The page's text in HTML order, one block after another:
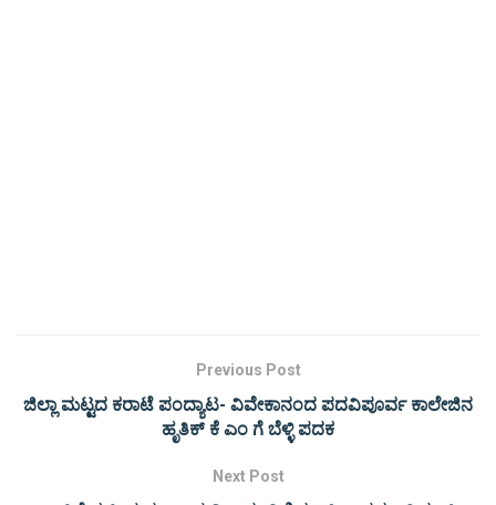
Previous Post
ಜಿಲ್ಲಾ ಮಟ್ಟದ ಕರಾಟೆ ಪಂದ್ಯಾಟ- ವಿವೇಕಾನಂದ ಪದವಿಪೂರ್ವ ಕಾಲೇಜಿನ
ಹೃತಿಕ್ ಕೆ ಎಂ ಗೆ ಬೆಳ್ಳಿ ಪದಕ
Next Post